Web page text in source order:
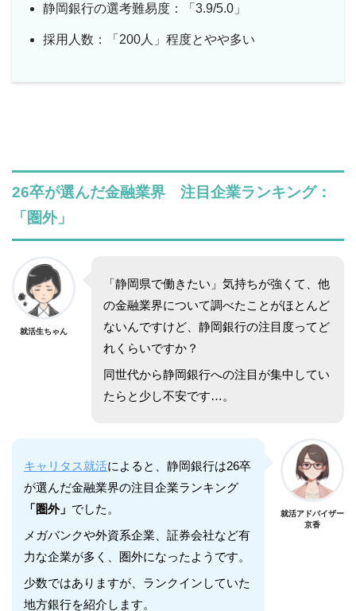
静岡銀行の選考難易度：「3.9/5.0」
採用人数：「200人」程度とやや多い
26卒が選んだ金融業界 注目企業ランキング：
「圏外」
就活生ちゃん
「静岡県で働きたい」気持ちが強くて、他
の金融業界について調べたことがほとんど
ないんですけど、静岡銀行の注目度ってど
れくらいですか？
同世代から静岡銀行への注目が集中してい
たらと少し不安です…。
キャリタス就活によると、静岡銀行は26卒
が選んだ金融業界の注目企業ランキング
「圏外」 でした。
メガバンクや外資系企業、証券会社など有
力な企業が多く、圏外になったようです。
少数ではありますが、ランクインしていた
地方銀行を紹介します。
就活アドバイザー
京香